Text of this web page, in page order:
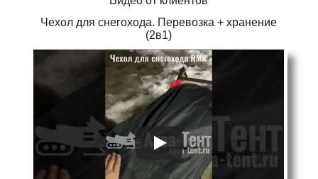
Чехол для снегохода. Перевозка + хранение
(2в1)